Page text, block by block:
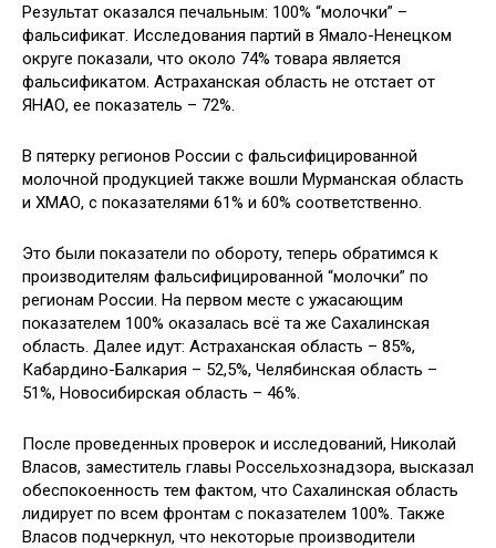
Результат оказался печальным: 100% “молочки” –
фальсификат. Исследования партий в Ямало-Ненецком
округе показали, что около 74% товара является
фальсификатом. Астраханская область не отстает от
ЯНАО, ее показатель – 72%.
В пятерку регионов России с фальсифицированной
молочной продукцией также вошли Мурманская область
и ХМАО, с показателями 61% и 60% соответственно.
Это были показатели по обороту, теперь обратимся к
производителям фальсифицированной “молочки” по
регионам России. На первом месте с ужасающим
показателем 100% оказалась всё та же Сахалинская
область. Далее идут: Астраханская область – 85%,
Кабардино-Балкария – 52,5%, Челябинская область –
51%, Новосибирская область – 46%.
После проведенных проверок и исследований, Николай
Власов, заместитель главы Россельхознадзора, высказал
обеспокоенность тем фактом, что Сахалинская область
лидирует по всем фронтам с показателем 100%. Также
Власов подчеркнул, что некоторые производители